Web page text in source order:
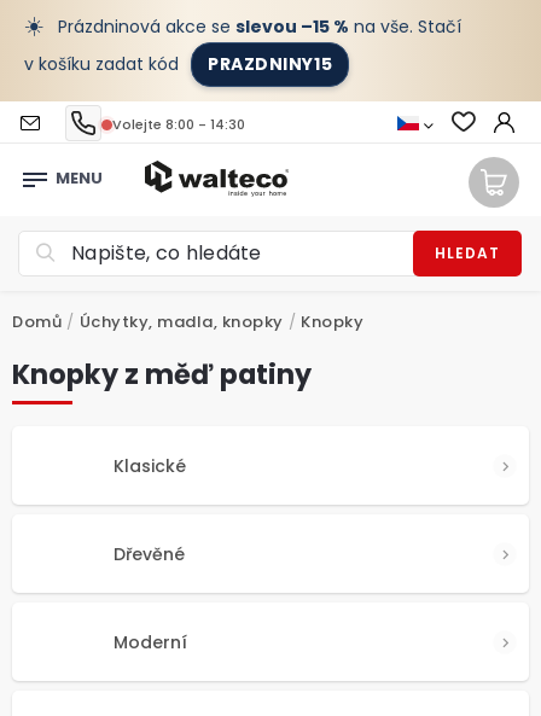
☀️ Prázdninová akce se slevou –15 % na vše. Stačí
v košíku zadat kód
PRAZDNINY15
Volejte 8:00 - 14:30
HLEDAT
Domů / Úchytky, madla, knopky / Knopky
Knopky z měď patiny
Klasické
Dřevěné
Moderní